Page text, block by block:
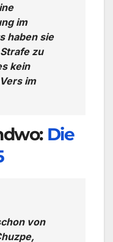
im
haben sie
zu
kein
im
Die
von